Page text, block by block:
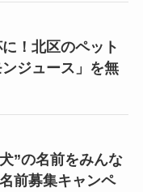
！北区のペット
ジュース」を無
”の名前をみんな
前募集キャンペ